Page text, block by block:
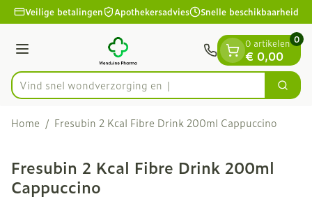
Ga naar de inhoud
1 van 1
Veilige betalingen Apothekersadvies Snelle beschikbaarheid
Menu
Product, merk, categorie...
Vind snel wondverzo Zoek
0 artikelen
€ 0,00
0
Home / Fresubin 2 Kcal Fibre Drink 200ml Cappuccino
Fresubin 2 Kcal Fibre Drink 200ml
Cappuccino